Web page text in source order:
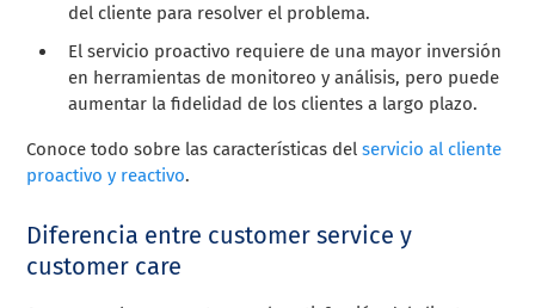
del cliente para resolver el problema.
El servicio proactivo requiere de una mayor inversión
en herramientas de monitoreo y análisis, pero puede
aumentar la fidelidad de los clientes a largo plazo.
Conoce todo sobre las características delservicio al cliente
proactivo y reactivo.
Diferencia entre customer service y
customer care